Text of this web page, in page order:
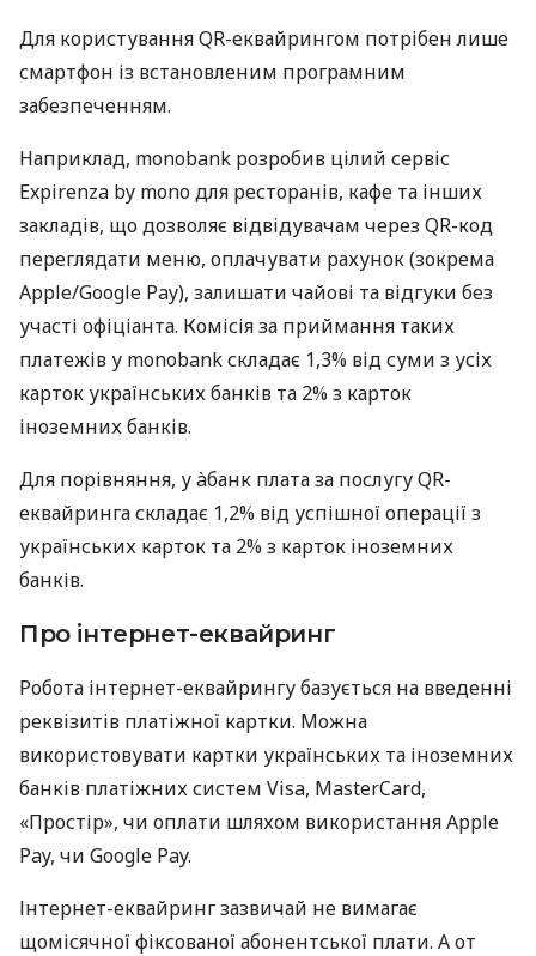
Для користування QR-еквайрингом потрібен лише
смартфон із встановленим програмним
забезпеченням.
Наприклад, monobank розробив цілий сервіс
Expirenza by mono для ресторанів, кафе та інших
закладів, що дозволяє відвідувачам через QR-код
переглядати меню, оплачувати рахунок (зокрема
Apple/Google Pay), залишати чайові та відгуки без
участі офіціанта. Комісія за приймання таких
платежів у monobank складає 1,3% від суми з усіх
карток українських банків та 2% з карток
іноземних банків.
Для порівняння, у àбанк плата за послугу QR-
еквайринга складає 1,2% від успішної операції з
українських карток та 2% з карток іноземних
банків.
Про інтернет-еквайринг
Робота інтернет-еквайрингу базується на введенні
реквізитів платіжної картки. Можна
використовувати картки українських та іноземних
банків платіжних систем Visa, MasterCard,
«Простір», чи оплати шляхом використання Apple
Pay, чи Google Pay.
Інтернет-еквайринг зазвичай не вимагає
щомісячної фіксованої абонентської плати. А от